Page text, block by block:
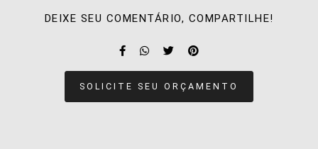
DEIXE SEU COMENTÁRIO, COMPARTILHE!
SOLICITE SEU ORÇAMENTO